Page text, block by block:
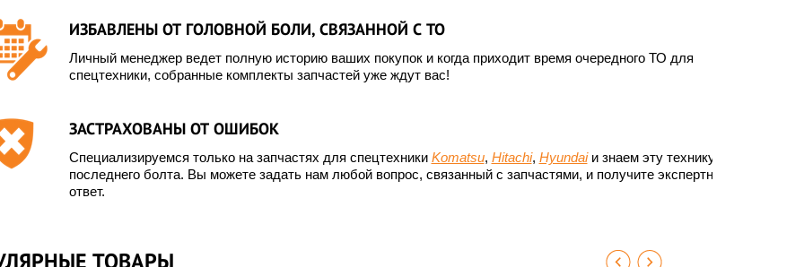
ИЗБАВЛЕНЫ ОТ ГОЛОВНОЙ БОЛИ, СВЯЗАННОЙ С ТО
Личный менеджер ведет полную историю ваших покупок и когда приходит время очередного ТО для
спецтехники, собранные комплекты запчастей уже ждут вас!
ЗАСТРАХОВАНЫ ОТ ОШИБОК
Специализируемся только на запчастях для спецтехники Komatsu, Hitachi, Hyundaiи знаем эту технику до
последнего болта. Вы можете задать нам любой вопрос, связанный с запчастями, и получите экспертный
ответ.
ТОВАРЫ